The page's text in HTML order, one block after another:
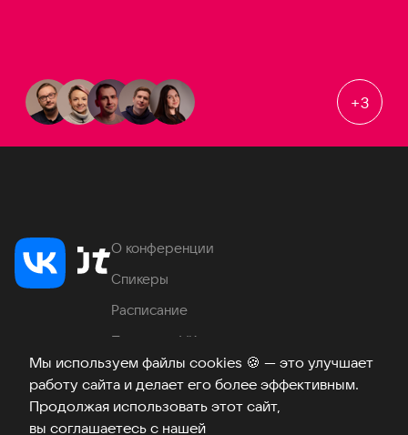
Мы используем файлы cookies 🍪 — это улучшает
работу сайта и делает его более эффективным.
Продолжая использовать этот сайт,
вы соглашаетесь с нашей
+3
О конференции
Спикеры
Расписание
Продукты VK
Место проведения
Часто задаваемые вопросы